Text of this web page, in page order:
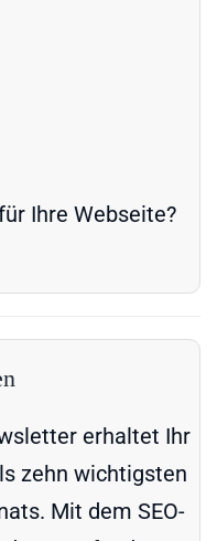
Ihre Webseite?
erhaltet Ihr
zehn wichtigsten
Mit dem SEO-